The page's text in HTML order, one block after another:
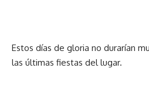
Estos días de gloria no durarían
las últimas fiestas del lugar.